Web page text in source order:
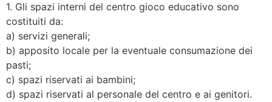
1. Gli spazi interni del centro gioco educativo sono
costituiti da:
a) servizi generali;
b) apposito locale per la eventuale consumazione dei
pasti;
c) spazi riservati ai bambini;
d) spazi riservati al personale del centro e ai genitori.